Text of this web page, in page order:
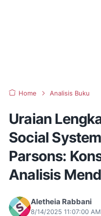
Home Analisis Buku
Uraian
Social
Parsons:
Analisis
Aletheia Rabbani
8/14/2025 11:07:00 AM